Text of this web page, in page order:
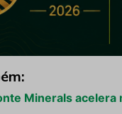
Minerals acelera